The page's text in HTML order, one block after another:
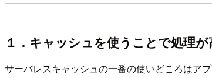
１．キャッシュを使うことで処理が
サーバレスキャッシュの一番の使いどころはア